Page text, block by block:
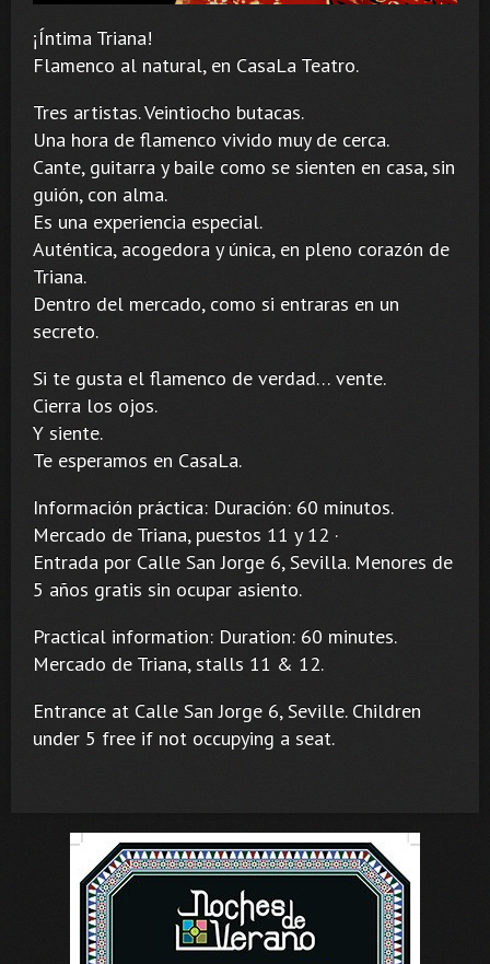
¡Íntima Triana!
Flamenco al natural, en CasaLa Teatro.
Tres artistas. Veintiocho butacas.
Una hora de flamenco vivido muy de cerca.
Cante, guitarra y baile como se sienten en casa, sin
guión, con alma.
Es una experiencia especial.
Auténtica, acogedora y única, en pleno corazón de
Triana.
Dentro del mercado, como si entraras en un
secreto.
Si te gusta el flamenco de verdad… vente.
Cierra los ojos.
Y siente.
Te esperamos en CasaLa.
Información práctica: Duración: 60 minutos.
Mercado de Triana, puestos 11 y 12 ·
Entrada por Calle San Jorge 6, Sevilla. Menores de
5 años gratis sin ocupar asiento.
Practical information: Duration: 60 minutes.
Mercado de Triana, stalls 11 & 12.
Entrance at Calle San Jorge 6, Seville. Children
under 5 free if not occupying a seat.